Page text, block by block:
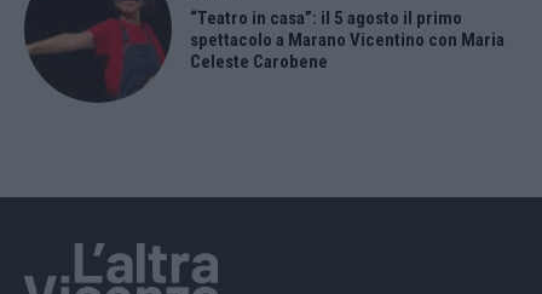
“Teatro in casa”: il 5 agosto il primo
spettacolo a Marano Vicentino con Maria
Celeste Carobene